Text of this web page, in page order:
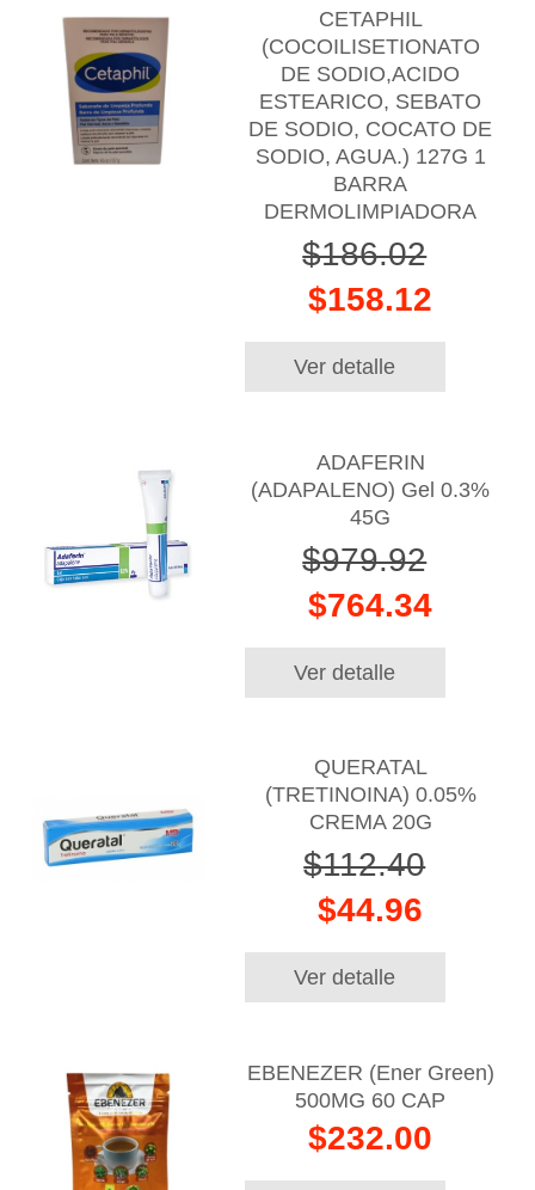
CETAPHIL
(COCOILISETIONATO
DE SODIO,ACIDO
ESTEARICO, SEBATO
DE SODIO, COCATO DE
SODIO, AGUA.) 127G 1
BARRA
DERMOLIMPIADORA
$186.02
$158.12
Ver detalle
ADAFERIN
(ADAPALENO) Gel 0.3%
45G
$979.92
$764.34
Ver detalle
QUERATAL
(TRETINOINA) 0.05%
CREMA 20G
$112.40
$44.96
Ver detalle
EBENEZER (Ener Green)
500MG 60 CAP
$232.00